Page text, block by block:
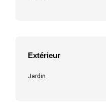
Extérieur
Jardin